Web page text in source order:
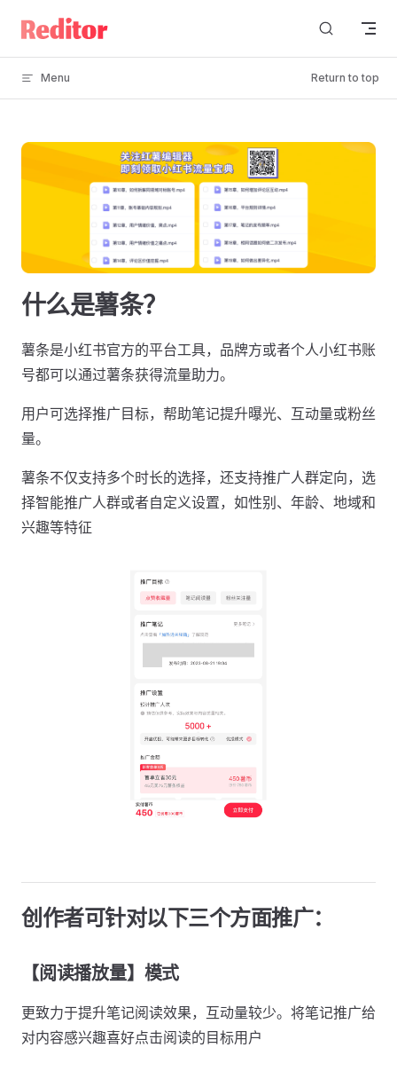
Skip to content
Menu Return to top
什么是薯条？
薯条是小红书官方的平台工具，品牌方或者个人小红书账
号都可以通过薯条获得流量助力。
用户可选择推广目标，帮助笔记提升曝光、互动量或粉丝
量。
薯条不仅支持多个时长的选择，还支持推广人群定向，选
择智能推广人群或者自定义设置，如性别、年龄、地域和
兴趣等特征
创作者可针对以下三个方面推广：
【阅读播放量】模式
更致力于提升笔记阅读效果，互动量较少。将笔记推广给
对内容感兴趣喜好点击阅读的目标用户